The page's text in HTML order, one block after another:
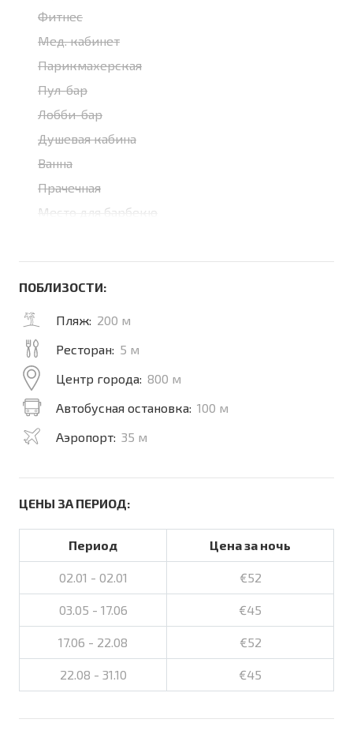
Фитнес
Мед. кабинет
Парикмахерская
Пул-бар
Лобби-бар
Душевая кабина
Ванна
Прачечная
Место для барбекю
ПОБЛИЗОСТИ:
Пляж: 200 м
Ресторан: 5 м
Центр города: 800 м
Автобусная остановка: 100 м
Аэропорт: 35 м
ЦЕНЫ ЗА ПЕРИОД:
Период Цена за ночь
02.01 - 02.01 €52
03.05 - 17.06 €45
17.06 - 22.08 €52
22.08 - 31.10 €45